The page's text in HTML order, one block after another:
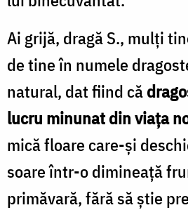
Ai grijă, dragă S., mulţi
de tine în numele
natural, dat fiind că
lucru minunat din viaţa
mică floare care-şi
soare într-o dimineaţă
primăvară, fără să ştie